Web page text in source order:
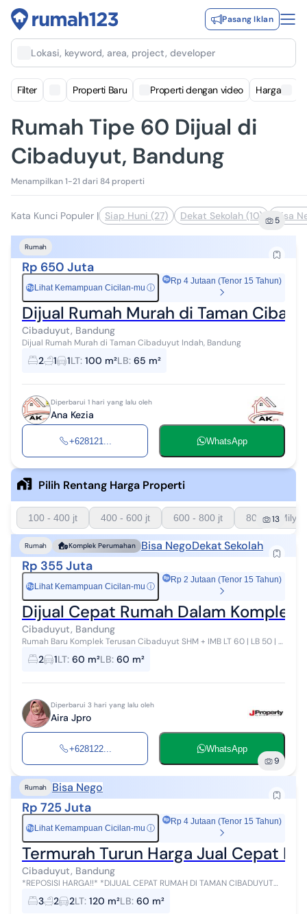
Pasang Iklan
Lokasi, keyword, area, project, developer
Filter Properti Baru Properti dengan video Harga
Rumah Tipe 60 Dijual di
Cibaduyut, Bandung
Menampilkan 1-21 dari 84 properti
Kata Kunci Populer | Siap Huni (27) Dekat Sekolah (10) Bisa
5
Rumah
Rp 650 Juta
Rp Lihat Kemampuan Cicilan-mu ⓘ
Rp 4 Jutaan (Tenor 15 Tahun)
Dijual Rumah Murah di Taman
Cibaduyut, Bandung
Dijual Rumah Murah di Taman Cibaduyut Indah, Bandung
2 1 1LT: 100 m²LB: 65 m²
Diperbarui 1 hari yang lalu oleh
Ana Kezia
+628121... WhatsApp
Pilih Rentang Harga Properti
100 - 400 jt 400 - 600 jt 600 - 800 jt 800 - 1 Milyar
13
Rumah Komplek Perumahan Bisa NegoDekat Sekolah
Rp 355 Juta
Rp Lihat Kemampuan Cicilan-mu ⓘ
Rp 2 Jutaan (Tenor 15 Tahun)
Dijual Cepat Rumah Dalam
Cibaduyut, Bandung
Rumah Baru Komplek Terusan Cibaduyut SHM + IMB LT 60 | LB 50 | 1
lantai ️ 2 KT | 1 KM Air submersible :zap: Listrik 900 watt Carport 1
mobil...
2 1LT: 60 m²LB: 60 m²
Diperbarui 3 hari yang lalu oleh
Aira Jpro
+628122... WhatsApp
9
Rumah Bisa Nego
Rp 725 Juta
Rp Lihat Kemampuan Cicilan-mu ⓘ
Rp 4 Jutaan (Tenor 15 Tahun)
Termurah Turun Harga Jual Cepat
Cibaduyut, Bandung
*REPOSISI HARGA!!* *DIJUAL CEPAT RUMAH DI TAMAN CIBADUYUT
INDAH 1* LT :120 m² LB : 60 m² Lebar muka ± 10 m 3 KT 2 KM Listrik
2200 W Air jetpum...
3 2 2LT: 120 m²LB: 60 m²